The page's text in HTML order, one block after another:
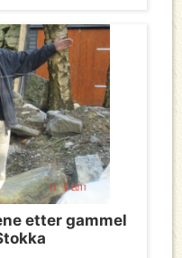
etter gammel